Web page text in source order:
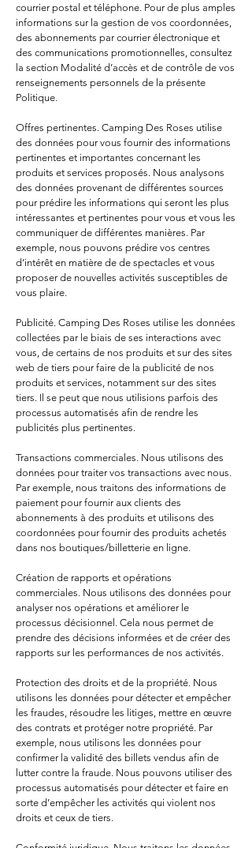
courrier postal et téléphone. Pour de plus amples
informations sur la gestion de vos coordonnées,
des abonnements par courrier électronique et
des communications promotionnelles, consultez
la section Modalité d’accès et de contrôle de vos
renseignements personnels de la présente
Politique.
Offres pertinentes. Camping Des Roses utilise
des données pour vous fournir des informations
pertinentes et importantes concernant les
produits et services proposés. Nous analysons
des données provenant de différentes sources
pour prédire les informations qui seront les plus
intéressantes et pertinentes pour vous et vous les
communiquer de différentes manières. Par
exemple, nous pouvons prédire vos centres
d’intérêt en matière de de spectacles et vous
proposer de nouvelles activités susceptibles de
vous plaire.
Publicité. Camping Des Roses utilise les données
collectées par le biais de ses interactions avec
vous, de certains de nos produits et sur des sites
web de tiers pour faire de la publicité de nos
produits et services, notamment sur des sites
tiers. Il se peut que nous utilisions parfois des
processus automatisés afin de rendre les
publicités plus pertinentes.
Transactions commerciales. Nous utilisons des
données pour traiter vos transactions avec nous.
Par exemple, nous traitons des informations de
paiement pour fournir aux clients des
abonnements à des produits et utilisons des
coordonnées pour fournir des produits achetés
dans nos boutiques/billetterie en ligne.
Création de rapports et opérations
commerciales. Nous utilisons des données pour
analyser nos opérations et améliorer le
processus décisionnel. Cela nous permet de
prendre des décisions informées et de créer des
rapports sur les performances de nos activités.
Protection des droits et de la propriété. Nous
utilisons les données pour détecter et empêcher
les fraudes, résoudre les litiges, mettre en œuvre
des contrats et protéger notre propriété. Par
exemple, nous utilisons les données pour
confirmer la validité des billets vendus afin de
lutter contre la fraude. Nous pouvons utiliser des
processus automatisés pour détecter et faire en
sorte d’empêcher les activités qui violent nos
droits et ceux de tiers.